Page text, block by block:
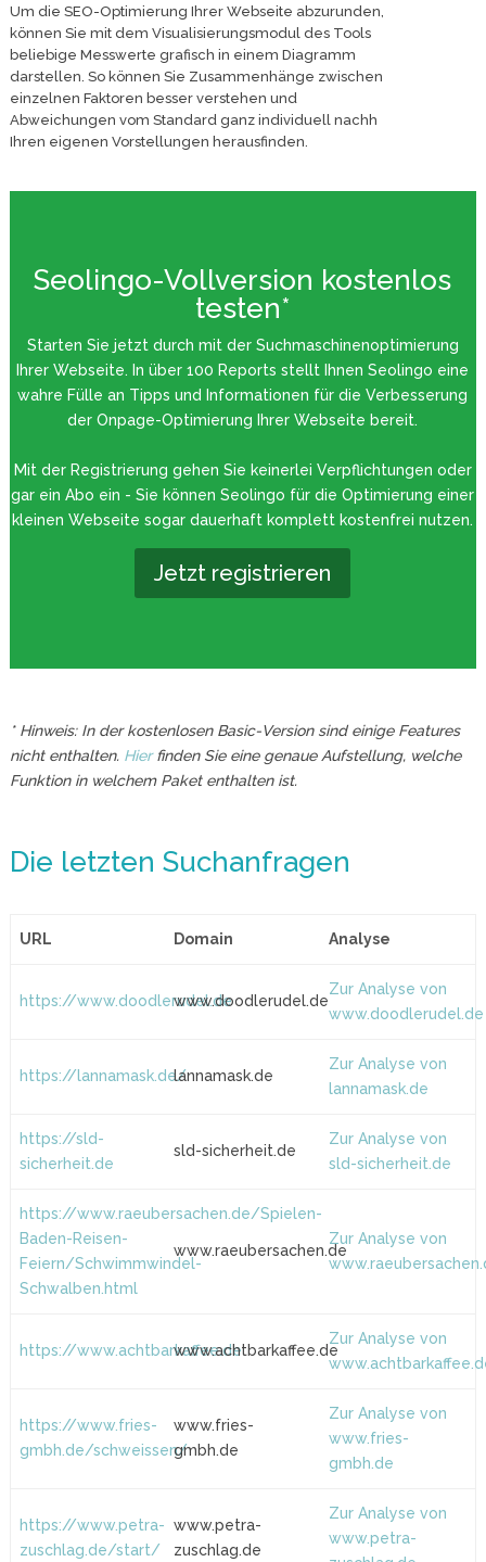
Um die SEO-Optimierung Ihrer Webseite abzurunden,
können Sie mit dem Visualisierungsmodul des Tools
beliebige Messwerte grafisch in einem Diagramm
darstellen. So können Sie Zusammenhänge zwischen
einzelnen Faktoren besser verstehen und
Abweichungen vom Standard ganz individuell nachh
Ihren eigenen Vorstellungen herausfinden.
Seolingo-Vollversion kostenlos
testen*
Starten Sie jetzt durch mit der Suchmaschinenoptimierung
Ihrer Webseite. In über 100 Reports stellt Ihnen Seolingo eine
wahre Fülle an Tipps und Informationen für die Verbesserung
der Onpage-Optimierung Ihrer Webseite bereit.
Mit der Registrierung gehen Sie keinerlei Verpflichtungen oder
gar ein Abo ein - Sie können Seolingo für die Optimierung einer
kleinen Webseite sogar dauerhaft komplett kostenfrei nutzen.
Jetzt registrieren
* Hinweis: In der kostenlosen Basic-Version sind einige Features
nicht enthalten. Hierfinden Sie eine genaue Aufstellung, welche
Funktion in welchem Paket enthalten ist.
Die letzten Suchanfragen
URL Domain Analyse
https://www.doodlerudel.dewww.doodlerudel.de
Zur Analyse von
www.doodlerudel.de
https://lannamask.de/lannamask.de
Zur Analyse von
lannamask.de
https://sld-
sicherheit.de
sld-sicherheit.de
Zur Analyse von
sld-sicherheit.de
https://www.raeubersachen.de/Spielen-
Baden-Reisen-
Feiern/Schwimmwindel-
Schwalben.html
www.raeubersachen.de
Zur Analyse von
https://www.achtbarkaffee.dewww.achtbarkaffee.de
Zur Analyse von
https://www.fries-
gmbh.de/schweissen/
www.fries-
gmbh.de
Zur Analyse von
www.fries-
gmbh.de
https://www.petra-
zuschlag.de/start/
www.petra-
zuschlag.de
Zur Analyse von
www.petra-